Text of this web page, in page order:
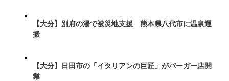
【大分】別府の湯で被災地支援 熊本県八代市に温泉運
搬
【大分】日田市の「イタリアンの巨匠」がバーガー店開
業